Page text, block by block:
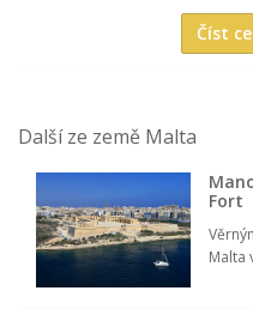
Číst
Další ze země Malta
Fort
Malta